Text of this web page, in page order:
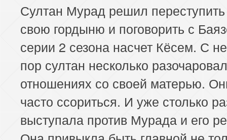
Султан Мурад решил переступить
свою гордыню и поговорить с
серии 2 сезона насчет Кёсем. С
пор султан несколько
отношениях со своей матерью.
часто ссориться. И уже столько
выступала против Мурада и его